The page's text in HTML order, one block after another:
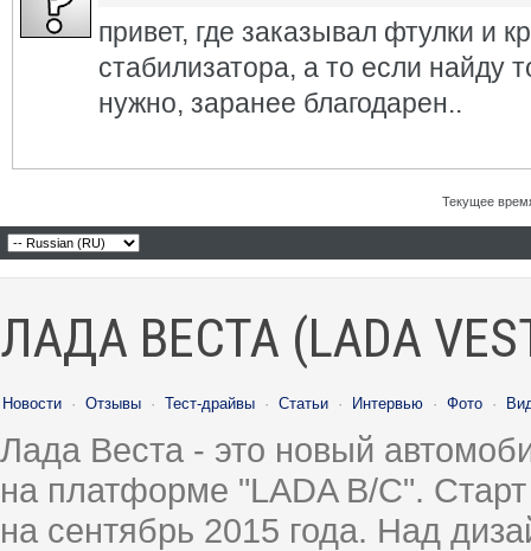
привет, где заказывал фтулки и
стабилизатора, а то если найду
нужно, заранее благодарен..
Текущее
ЛАДА ВЕСТА (LADA
Новости · Отзывы · Тест-драйвы · Статьи · Интервью · Фото ·
Лада Веста - это новый
на платформе "LADA B/C".
на сентябрь 2015 года. Над